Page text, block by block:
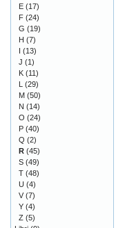
E (17)
F (24)
G (19)
H (7)
I (13)
J (1)
K (11)
L (29)
M (50)
N (14)
O (24)
P (40)
Q (2)
R (45)
S (49)
T (48)
U (4)
V (7)
Y (4)
Z (5)